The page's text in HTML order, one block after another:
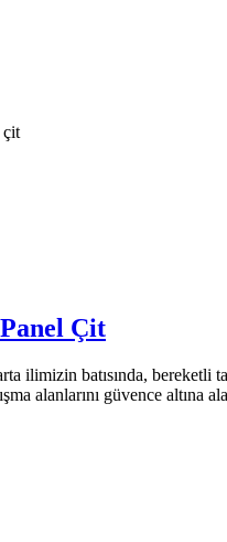
çit
Çit
ilimizin batısında, bereketli
alanlarını güvence altına